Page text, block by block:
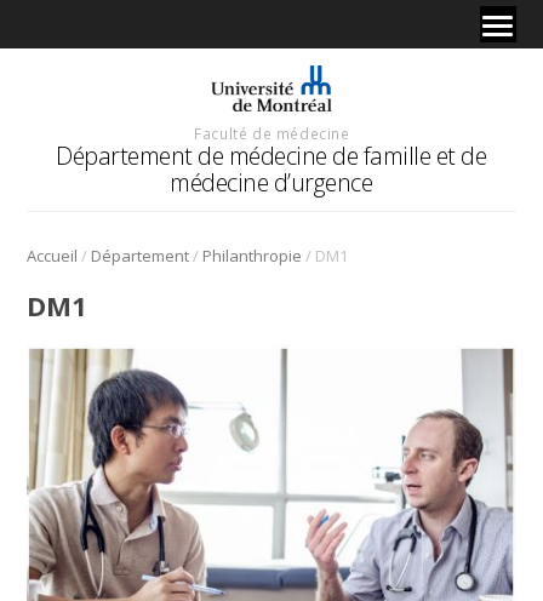
Faculté de médecine
Département de médecine de famille et de
médecine d’urgence
Accueil / Département/ Philanthropie / DM1
DM1